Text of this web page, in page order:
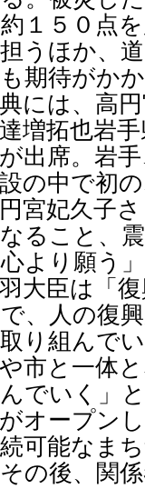
１５０点
うほか、
期待がか
には、高円
増拓也岩
出席。岩
の中で初
宮妃久子さ
ること、
より願う
大臣は「復
、人の復
り組んで
や市と一体
でいく」
オープン
可能なま
の後、関